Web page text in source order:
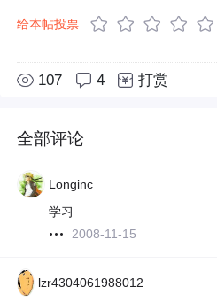
给本帖投票
107 4 打赏
全部评论
Longinc
学习
2008-11-15
lzr4304061988012